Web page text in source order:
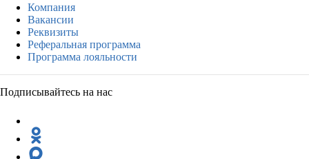
Компания
Вакансии
Реквизиты
Реферальная программа
Программа лояльности
Подписывайтесь на нас